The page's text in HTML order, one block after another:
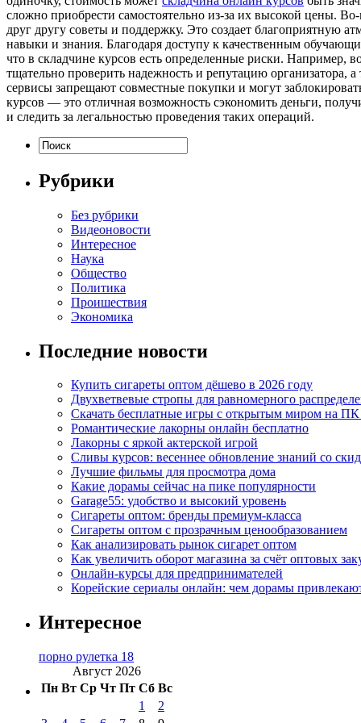
сложно приобрести самостоятельно из-за их высокой цены.
друг другу советы и поддержку. Это создает благоприятную
навыки и знания. Благодаря доступу к качественным
что в складчине курсов есть определенные риски. Например,
тщательно проверить надежность и репутацию организатора,
сервисы запрещают совместные покупки и могут
курсов — это отличная возможность сэкономить деньги,
и следить за легальностью проведения таких операций.
Рубрики
Без рубрики
Видеоновости
Интересное
Наука
Общество
Политика
Проишествия
Экономика
Последние новости
Купить сигареты оптом дёшево в 2026 году
Двухветвевые стропы для равномерного
Скачать бесплатные игры с открытым миром на ПК
Романтические лакорны онлайн бесплатно
Лакорны с яркой актерской игрой
Сливы курсов: весеннее обновление знаний со
Лучшие фильмы для просмотра дома
Какие дорамы сейчас на пике популярности
Garage55: удобство и высокий уровень
Сигареты оптом: бренды премиум-класса
Сигареты оптом с прозрачным ценообразованием
Как анализировать рынок сигарет оптом
Как увеличить оборот магазина за счёт оптовых
Онлайн-курсы для предпринимателей
Корейские сериалы онлайн: чем дорамы
Интересное
порно рулетка 18
Август 2026
Пн Вт Ср Чт Пт Сб Вс
1
2